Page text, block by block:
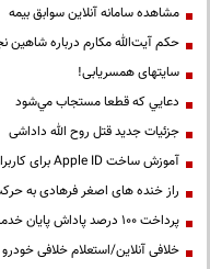
مشاهده سامانه آنلاين سوابق بیمه
حكم آيت‌الله مكارم درباره شاهين
سایتهای همسریابی!
دعايي كه قطعا مستجاب مي‌شود
جزئیات جدید قتل روح الله داداشی
آموزش ساخت Apple ID برای کاربران ایرانی
راز خنده های اصغر فرهادی به
پرداخت ۱۰۰ درصد پاداش پایان خدمت فرهنگیان
خلافی آنلاین/استعلام خلافی